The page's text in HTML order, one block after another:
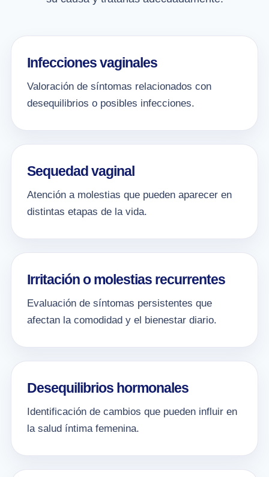
Infecciones vaginales
Valoración de síntomas relacionados con
desequilibrios o posibles infecciones.
Sequedad vaginal
Atención a molestias que pueden aparecer en
distintas etapas de la vida.
Irritación o molestias recurrentes
Evaluación de síntomas persistentes que
afectan la comodidad y el bienestar diario.
Desequilibrios hormonales
Identificación de cambios que pueden influir en
la salud íntima femenina.